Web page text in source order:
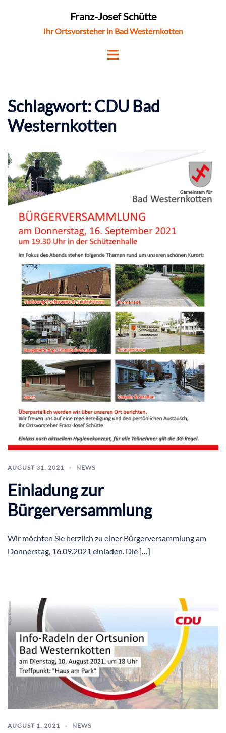
Franz-Josef Schütte
Ihr Ortsvorsteher in Bad Westernkotten
Schlagwort:CDU Bad
Westernkotten
AUGUST 31, 2021 NEWS
Einladung zur
Bürgerversammlung
Wir möchten Sie herzlich zu einer Bürgerversammlung am
Donnerstag, 16.09.2021 einladen. Die […]
AUGUST 1, 2021 NEWS